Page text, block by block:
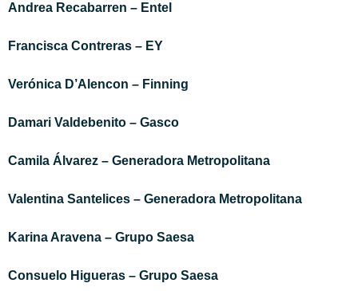
Andrea Recabarren – Entel
Francisca Contreras – EY
Verónica D’Alencon – Finning
Damari Valdebenito – Gasco
Camila Álvarez – Generadora Metropolitana
Valentina Santelices – Generadora Metropolitana
Karina Aravena – Grupo Saesa
Consuelo Higueras – Grupo Saesa